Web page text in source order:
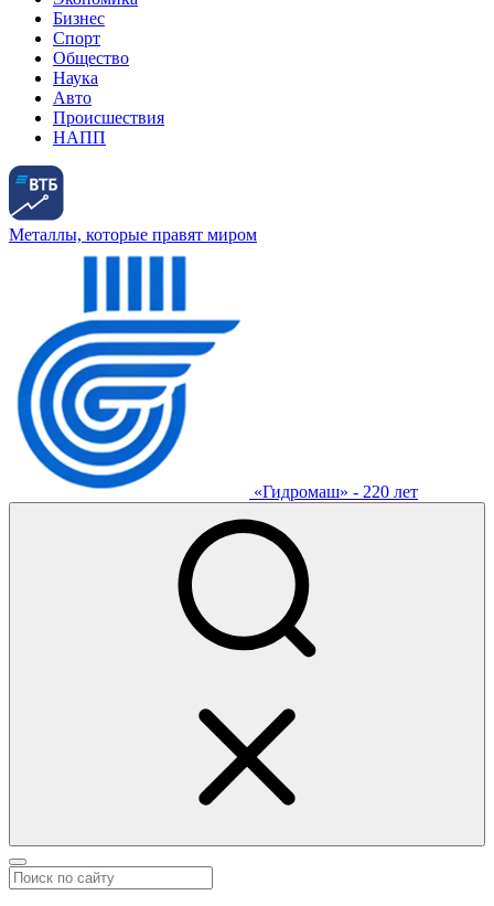
Бизнес
Спорт
Общество
Наука
Авто
Происшествия
НАПП
Металлы, которые правят миром
«Гидромаш» - 220 лет